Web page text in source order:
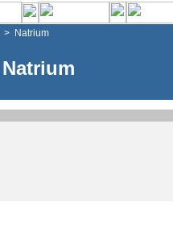
> Natrium
Natrium